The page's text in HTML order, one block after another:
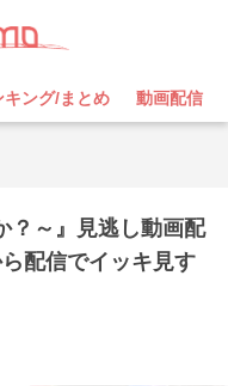
キング/まとめ 動画配信
？～』見逃し動画配
配信でイッキ見す